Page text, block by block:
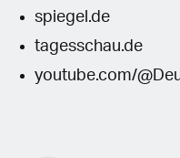
spiegel.de
tagesschau.de
youtube.com/